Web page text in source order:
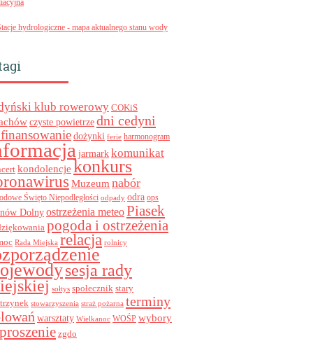
hydrologiczne - mapa aktualnego stanu wody
klub rowerowyCOKiS
czyste powietrzedni cedyni
dożynki ferie harmonogram
jarmark komunikat
kondolencje konkurs
Muzeum nabór
Święto Niepodległości odpady odra ops
Dolnyostrzeżenia meteoPiasek
pogoda i ostrzeżenia
Rada Miejska relacja rolnicy
sesja rady
sołtys społecznik stary
stowarzyszenia straż pożarna terminy
warsztaty Wielkanoc WOŚP wybory
zgdo